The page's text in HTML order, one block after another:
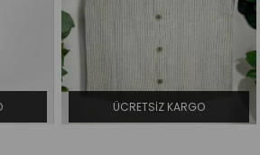
ÜCRETSIZ KARGO